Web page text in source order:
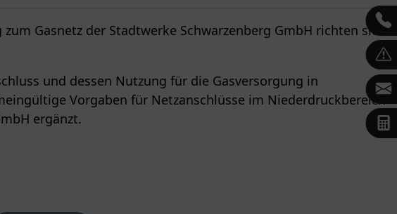
Gasnetz der Stadtwerke Schwarzenberg GmbH richten sich
und dessen Nutzung für die Gasversorgung in
Vorgaben für Netzanschlüsse im Niederdruckbereich
ergänzt.